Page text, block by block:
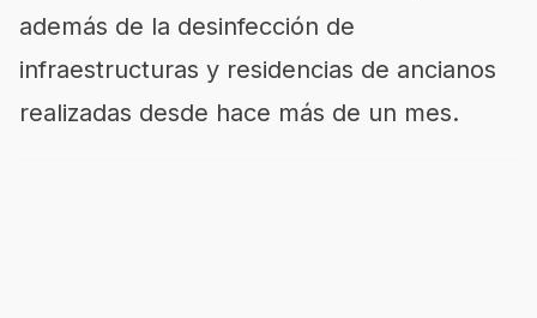
además de la desinfección de
infraestructuras y residencias de ancianos
realizadas desde hace más de un mes.